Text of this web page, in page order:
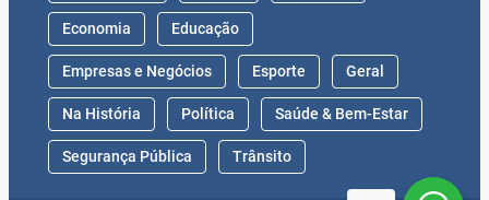
Economia Educação
Empresas e Negócios Esporte Geral
Na História Política Saúde & Bem-Estar
Segurança Pública Trânsito